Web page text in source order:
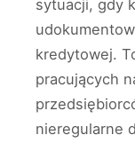
sytuacji, gdy
kredytowej.
pracujących
nieregularne